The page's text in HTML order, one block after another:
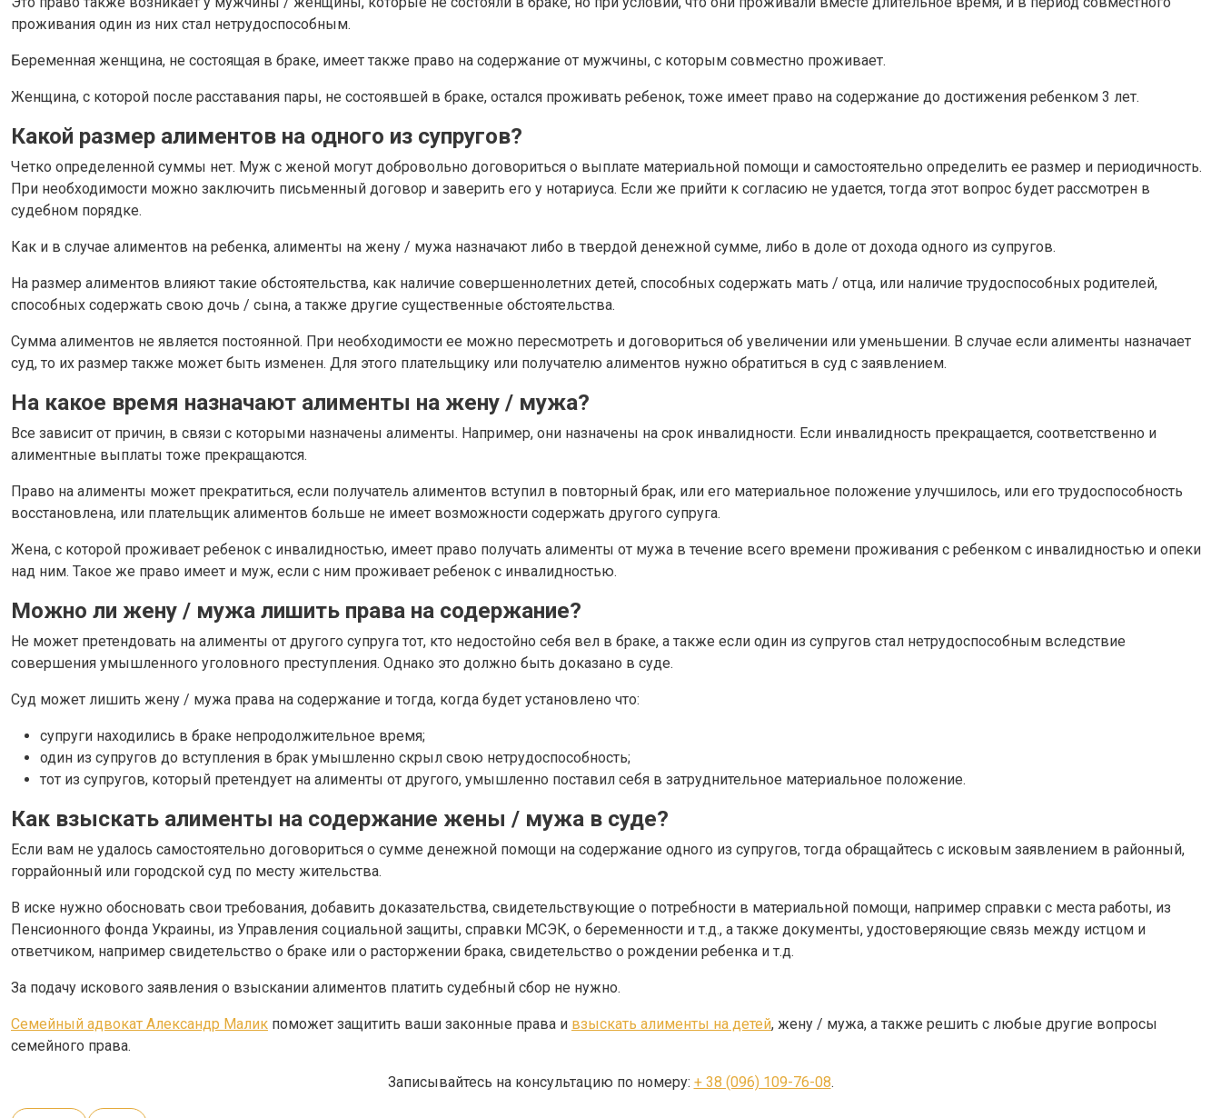
проживания один из них стал нетрудоспособным.
Беременная женщина, не состоящая в браке, имеет также право на содержание от мужчины, с которым совместно проживает.
Женщина, с которой после расставания пары, не состоявшей в браке, остался проживать ребенок, тоже имеет право на содержание до достижения ребенком 3 лет.
Какой размер алиментов на одного из супругов?
Четко определенной суммы нет. Муж с женой могут добровольно договориться о выплате материальной помощи и самостоятельно определить ее размер и периодичность.
При необходимости можно заключить письменный договор и заверить его у нотариуса. Если же прийти к согласию не удается, тогда этот вопрос будет рассмотрен в
судебном порядке.
Как и в случае алиментов на ребенка, алименты на жену / мужа назначают либо в твердой денежной сумме, либо в доле от дохода одного из супругов.
На размер алиментов влияют такие обстоятельства, как наличие совершеннолетних детей, способных содержать мать / отца, или наличие трудоспособных родителей,
способных содержать свою дочь / сына, а также другие существенные обстоятельства.
Сумма алиментов не является постоянной. При необходимости ее можно пересмотреть и договориться об увеличении или уменьшении. В случае если алименты назначает
суд, то их размер также может быть изменен. Для этого плательщику или получателю алиментов нужно обратиться в суд с заявлением.
На какое время назначают алименты на жену / мужа?
Все зависит от причин, в связи с которыми назначены алименты. Например, они назначены на срок инвалидности. Если инвалидность прекращается, соответственно и
алиментные выплаты тоже прекращаются.
Право на алименты может прекратиться, если получатель алиментов вступил в повторный брак, или его материальное положение улучшилось, или его трудоспособность
восстановлена, или плательщик алиментов больше не имеет возможности содержать другого супруга.
Жена, с которой проживает ребенок с инвалидностью, имеет право получать алименты от мужа в течение всего времени проживания с ребенком с инвалидностью и опеки
над ним. Такое же право имеет и муж, если с ним проживает ребенок с инвалидностью.
Можно ли жену / мужа лишить права на содержание?
Не может претендовать на алименты от другого супруга тот, кто недостойно себя вел в браке, а также если один из супругов стал нетрудоспособным вследствие
совершения умышленного уголовного преступления. Однако это должно быть доказано в суде.
Суд может лишить жену / мужа права на содержание и тогда, когда будет установлено что:
супруги находились в браке непродолжительное время;
один из супругов до вступления в брак умышленно скрыл свою нетрудоспособность;
тот из супругов, который претендует на алименты от другого, умышленно поставил себя в затруднительное материальное положение.
Как взыскать алименты на содержание жены / мужа в суде?
Если вам не удалось самостоятельно договориться о сумме денежной помощи на содержание одного из супругов, тогда обращайтесь с исковым заявлением в районный,
горрайонный или городской суд по месту жительства.
В иске нужно обосновать свои требования, добавить доказательства, свидетельствующие о потребности в материальной помощи, например справки с места работы, из
Пенсионного фонда Украины, из Управления социальной защиты, справки МСЭК, о беременности и т.д., а также документы, удостоверяющие связь между истцом и
ответчиком, например свидетельство о браке или о расторжении брака, свидетельство о рождении ребенка и т.д.
За подачу искового заявления о взыскании алиментов платить судебный сбор не нужно.
Семейный адвокат Александр Малик поможет защитить ваши законные права и взыскать алименты на детей, жену / мужа, а также решить с любые другие вопросы
семейного права.
Записывайтесь на консультацию по номеру: + 38 (096) 109-76-08.